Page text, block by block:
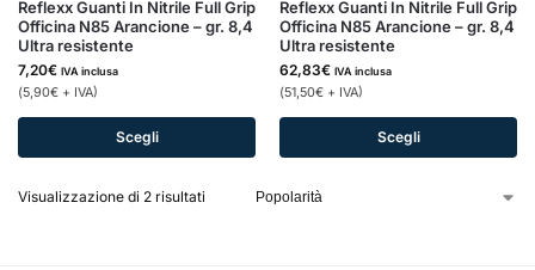
Reflexx Guanti In Nitrile Full Grip
Officina N85 Arancione – gr. 8,4
Ultra resistente
7,20€ IVA inclusa
(5,90€ + IVA)
Scegli
Reflexx Guanti In Nitrile Full Grip
Officina N85 Arancione – gr. 8,4
Ultra resistente
62,83€ IVA inclusa
(51,50€ + IVA)
Scegli
Visualizzazione di 2 risultati